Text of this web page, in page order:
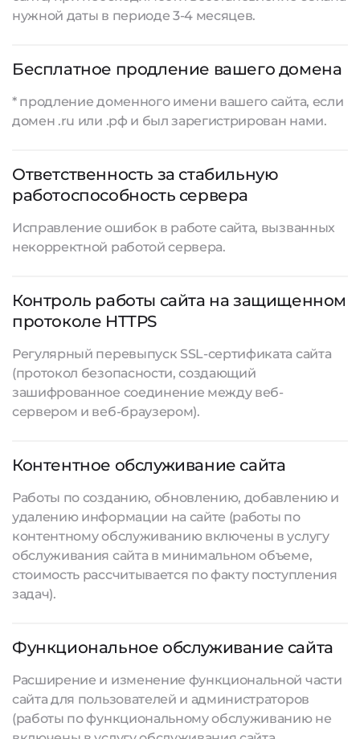
нужной даты в периоде 3-4 месяцев.
Бесплатное продление вашего домена
* продление доменного имени вашего сайта, если
домен .ru или .рф и был зарегистрирован нами.
Ответственность за стабильную
работоспособность сервера
Исправление ошибок в работе сайта, вызванных
некорректной работой сервера.
Контроль работы сайта на защищенном
протоколе HTTPS
Регулярный перевыпуск SSL-сертификата сайта
(протокол безопасности, создающий
зашифрованное соединение между веб-
сервером и веб-браузером).
Контентное обслуживание сайта
Работы по созданию, обновлению, добавлению и
удалению информации на сайте (работы по
контентному обслуживанию включены в услугу
обслуживания сайта в минимальном объеме,
стоимость рассчитывается по факту поступления
задач).
Функциональное обслуживание сайта
Расширение и изменение функциональной части
сайта для пользователей и администраторов
(работы по функциональному обслуживанию не